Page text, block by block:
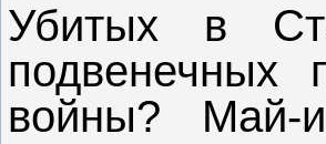
Убитых в
войны? Май-